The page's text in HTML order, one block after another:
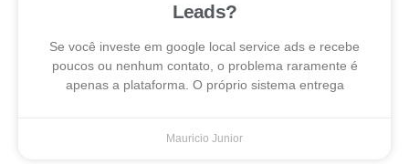
Leads?
Se você investe em google local service ads e recebe
poucos ou nenhum contato, o problema raramente é
apenas a plataforma. O próprio sistema entrega
Mauricio Junior